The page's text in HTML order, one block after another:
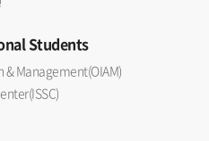
Students
Management(OIAM)